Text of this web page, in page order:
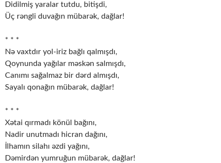
Didilmiş yaralar tutdu, bitişdi,
Üç rəngli duvağın mübarək, dağlar!
* * *
Nə vaxtdır yol-iriz bağlı qalmışdı,
Qoynunda yağılar məskən salmışdı,
Canımı sağalmaz bir dərd almışdı,
Sayalı qonağın mübarək, dağlar!
* * *
Xətai qırmadı könül bağını,
Nadir unutmadı hicran dağını,
İlhamın silahı əzdi yağını,
Dəmirdən yumruğun mübarək, dağlar!